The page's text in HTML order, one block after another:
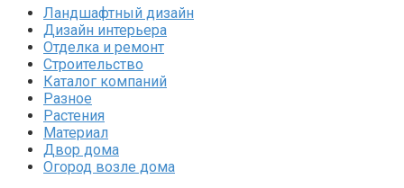
Ландшафтный дизайн
Дизайн интерьера
Отделка и ремонт
Строительство
Каталог компаний
Разное
Растения
Материал
Двор дома
Огород возле дома